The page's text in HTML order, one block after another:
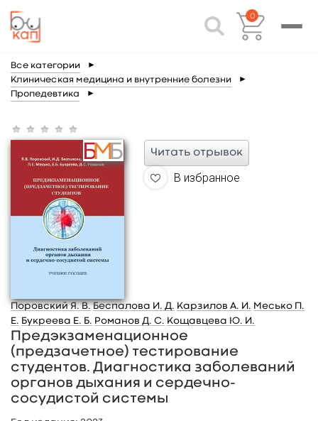
0
Все категории ►
Клиническая медицина и внутренние болезни ►
Пропедевтика ►
Читать отрывок
В избранное
Поровский Я. В. Беспалова И. Д. Карзилов А. И. Месько П.
Е. Букреева Е. Б. Романов Д. С. Кощавцева Ю. И.
Предэкзаменационное
(предзачетное) тестирование
студентов. Диагностика заболеваний
органов дыхания и сердечно-
сосудистой системы